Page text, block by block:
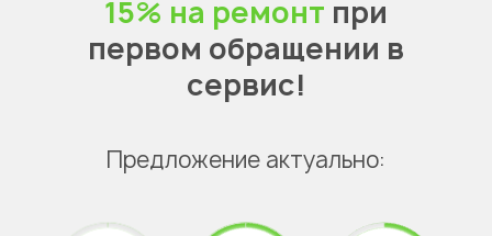
15% на ремонт при
первом обращении в
сервис!
Предложение актуально: